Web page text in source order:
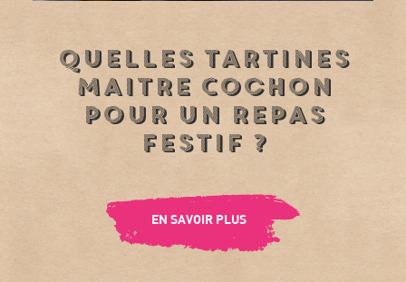
Quelles tartines
Maitre Cochon
pour un repas
festif ?
EN SAVOIR PLUS